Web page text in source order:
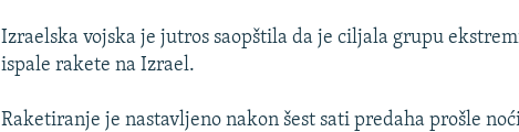
Izraelska vojska je jutros saopštila da je ciljala grupu
ispale rakete na Izrael.
Raketiranje je nastavljeno nakon šest sati predaha prošle